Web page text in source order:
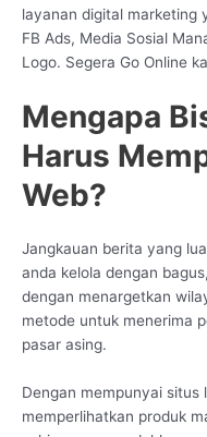
layanan digital marketing
FB Ads, Media Sosial
Logo. Segera Go Online
Mengapa
Harus
Web?
Jangkauan berita yang
anda kelola dengan
dengan menargetkan
metode untuk menerima
pasar asing.
Dengan mempunyai situs
memperlihatkan produk